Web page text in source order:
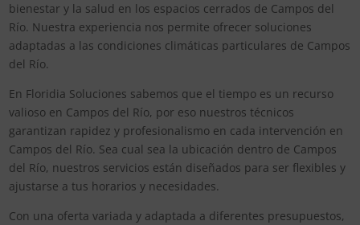
bienestar y la salud en los espacios cerrados de Campos del
Río. Nuestra experiencia nos permite ofrecer soluciones
adaptadas a las condiciones climáticas particulares de Campos
del Río.
En Floridia Soluciones sabemos que el tiempo es un recurso
valioso en Campos del Río, por eso nuestros técnicos
garantizan rapidez y profesionalismo en cada intervención en
Campos del Río. Sea cual sea la ubicación dentro de Campos
del Río, nuestros servicios están diseñados para ser flexibles y
ajustarse a tus horarios y necesidades.
Con una oferta variada y adaptada a diferentes presupuestos,